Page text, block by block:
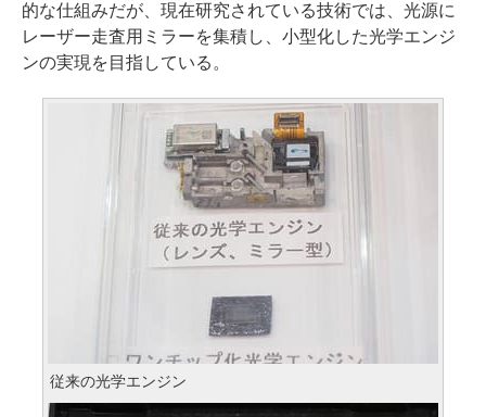
的な仕組みだが、現在研究されている技術では、光源に
レーザー走査用ミラーを集積し、小型化した光学エンジ
ンの実現を目指している。
従来の光学エンジン